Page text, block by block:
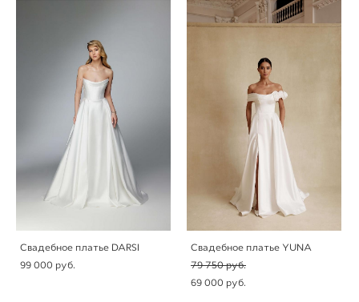
Свадебное платье DARSI
99 000 pуб.
Свадебное платье YUNA
79 750 pуб.
69 000 pуб.